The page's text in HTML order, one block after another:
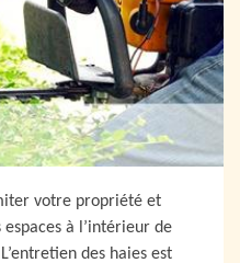
votre propriété et
à l’intérieur de
des haies est